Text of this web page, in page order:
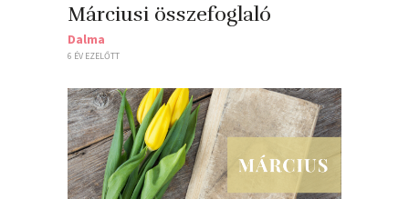
Márciusi összefoglaló
Dalma
6 ÉV EZELŐTT